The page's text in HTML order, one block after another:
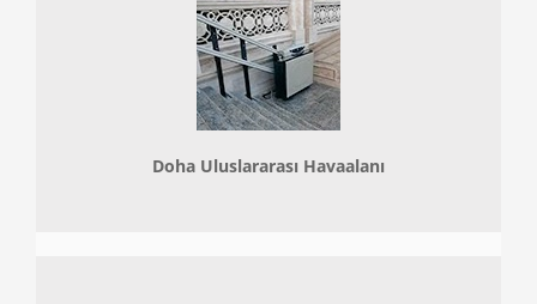
Doha Uluslararası Havaalanı